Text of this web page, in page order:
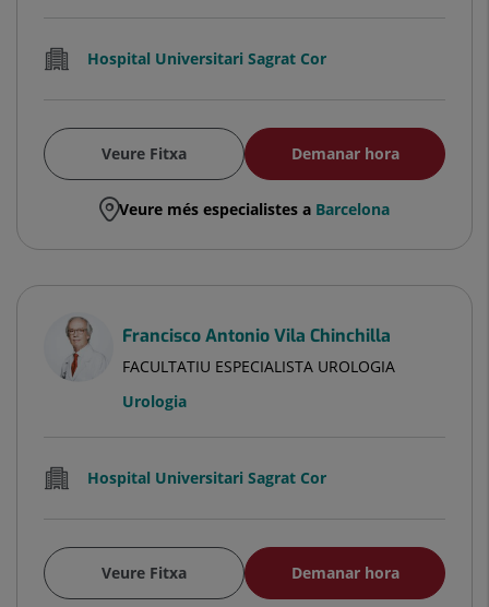
Hospital Universitari Sagrat Cor
Veure Fitxa Demanar hora
Veure més especialistes a Barcelona
Francisco Antonio Vila Chinchilla
FACULTATIU ESPECIALISTA UROLOGIA
Urologia
Hospital Universitari Sagrat Cor
Veure Fitxa Demanar hora